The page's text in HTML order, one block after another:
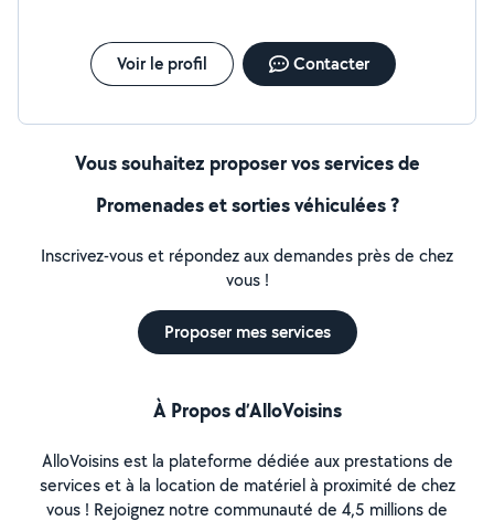
Voir le profil Contacter
Vous souhaitez proposer vos services de
Promenades et sorties véhiculées ?
Inscrivez-vous et répondez aux demandes près de chez
vous !
Proposer mes services
À Propos d’AlloVoisins
AlloVoisins est la plateforme dédiée aux prestations de
services et à la location de matériel à proximité de chez
vous ! Rejoignez notre communauté de 4,5 millions de